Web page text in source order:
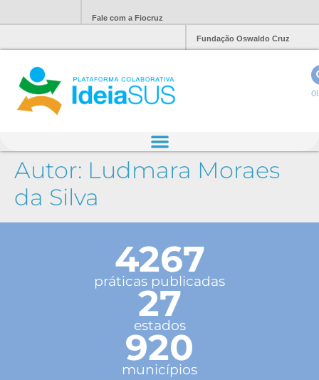
Fale com a Fiocruz
Fundação Oswaldo Cruz
Autor: Ludmara Moraes
da Silva
4267
práticas publicadas
27
estados
920
municípios